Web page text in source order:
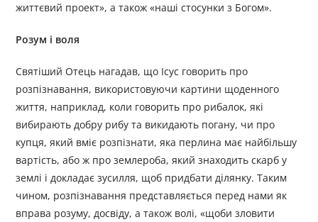
життєвий проект», а також «наші стосунки з Богом».
Розум і воля
Святіший Отець нагадав, що Ісус говорить про
розпізнавання, використовуючи картини щоденного
життя, наприклад, коли говорить про рибалок, які
вибирають добру рибу та викидають погану, чи про
купця, який вміє розпізнати, яка перлина має найбільшу
вартість, або ж про землероба, який знаходить скарб у
землі і докладає зусилля, щоб придбати ділянку. Таким
чином, розпізнавання представляється перед нами як
вправа розуму, досвіду, а також волі, «щоби зловити